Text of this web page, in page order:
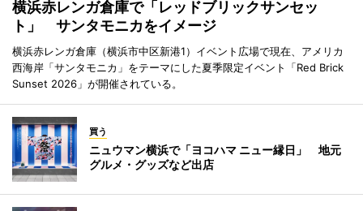
横浜赤レンガ倉庫で「レッドブリックサンセッ
ト」 サンタモニカをイメージ
横浜赤レンガ倉庫（横浜市中区新港1）イベント広場で現在、アメリカ
西海岸「サンタモニカ」をテーマにした夏季限定イベント「Red Brick
Sunset 2026」が開催されている。
買う
ニュウマン横浜で「ヨコハマ ニュー縁日」 地元
グルメ・グッズなど出店